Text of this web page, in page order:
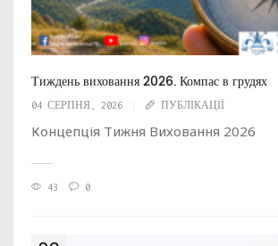
Тиждень виховання 2026. Компас в грудях
04 СЕРПНЯ, 2026 ПУБЛІКАЦІЇ
Концепція Тижня Виховання 2026
43 0